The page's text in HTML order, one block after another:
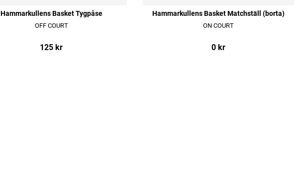
Hammarkullens Basket Tygpåse
OFF COURT
125 kr
Hammarkullens Basket Matchställ (borta)
ON COURT
0 kr